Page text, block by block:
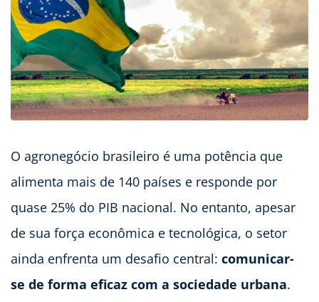
O agronegócio brasileiro é uma potência que
alimenta mais de 140 países e responde por
quase 25% do PIB nacional. No entanto, apesar
de sua força econômica e tecnológica, o setor
ainda enfrenta um desafio central: comunicar-
se de forma eficaz com a sociedade urbana.